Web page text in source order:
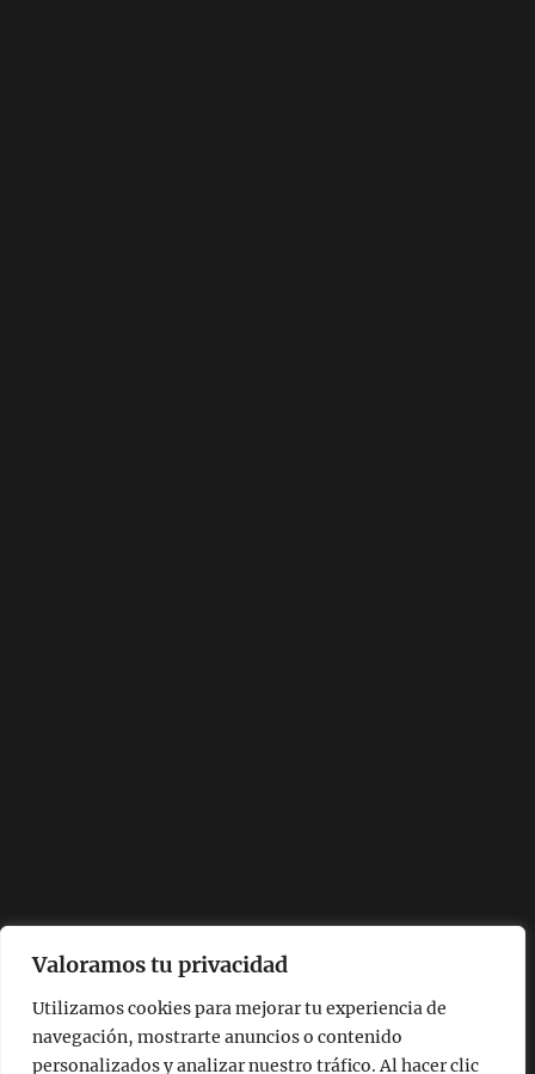
Valoramos tu privacidad
Utilizamos cookies para mejorar tu experiencia de
navegación, mostrarte anuncios o contenido
personalizados y analizar nuestro tráfico. Al hacer clic